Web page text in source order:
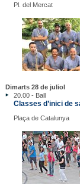
Pl. del Mercat
Dimarts 28 de juliol
20.00 - Ball
Classes d’inici de
Plaça de Catalunya